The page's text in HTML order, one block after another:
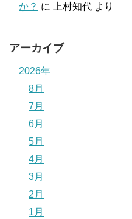
か？ に 上村知代 より
アーカイブ
2026年
8月
7月
6月
5月
4月
3月
2月
1月